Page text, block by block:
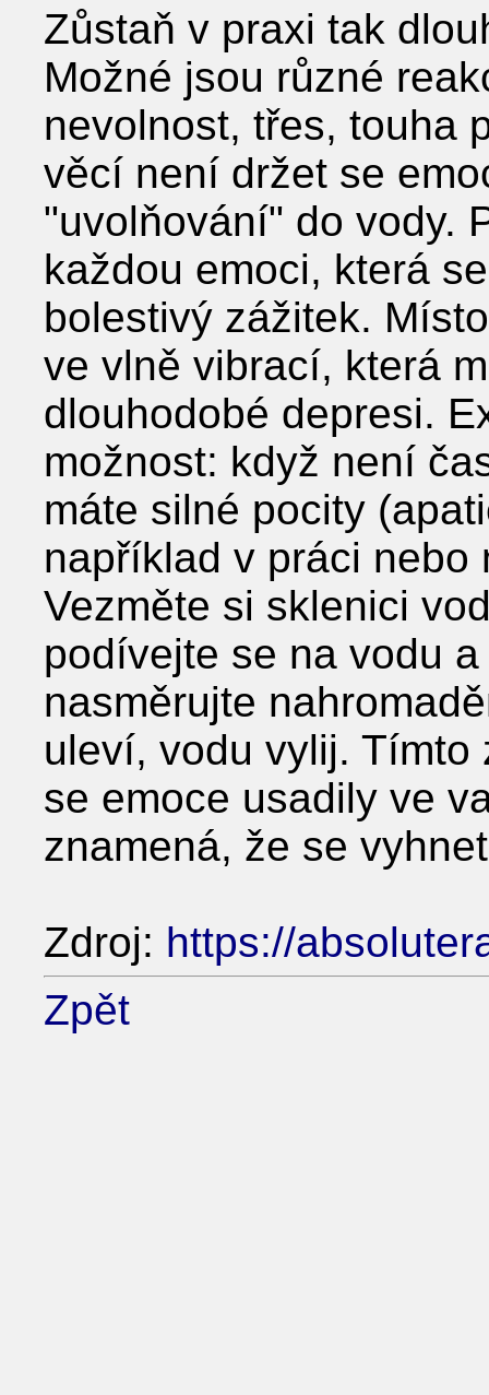
Zůstaň v praxi tak
Možné jsou různé
nevolnost, třes, touha
věcí není držet se
"uvolňování" do vody.
každou emoci, která
bolestivý zážitek.
ve vlně vibrací, která
dlouhodobé depresi.
možnost: když není
máte silné pocity
například v práci
Vezměte si sklenici
podívejte se na vodu
nasměrujte
uleví, vodu vylij.
se emoce usadily ve
znamená, že se
Zdroj: https://
Zpět